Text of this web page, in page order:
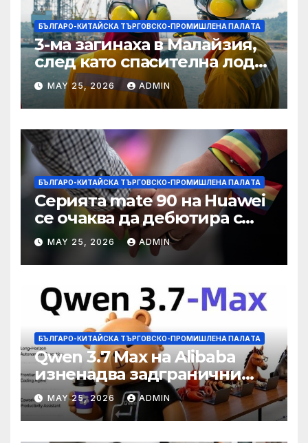
БЪЛГАРО-КИТАЙСКА ТЪРГОВСКО-ПРОМИШЛЕНА ПАЛAТА
3-ма загинаха в Малайзия,
след като спасителна лодка
падна в морето от
плаващия кораб на
Petronas
MAY 25, 2026 ADMIN
БЪЛГАРО-КИТАЙСКА ТЪРГОВСКО-ПРОМИШЛЕНА ПАЛAТА
Серията mate 90 на Huawei
се очаква да дебютира с
нов чип Kirin тази есен ·
TechNode
MAY 25, 2026 ADMIN
БЪЛГАРО-КИТАЙСКА ТЪРГОВСКО-ПРОМИШЛЕНА ПАЛAТА
Qwen 3.7 Max на Alibaba
изненадва задгранични
разработчици с 35-часово
автономно изпълнение на
задачи
MAY 25, 2026 ADMIN